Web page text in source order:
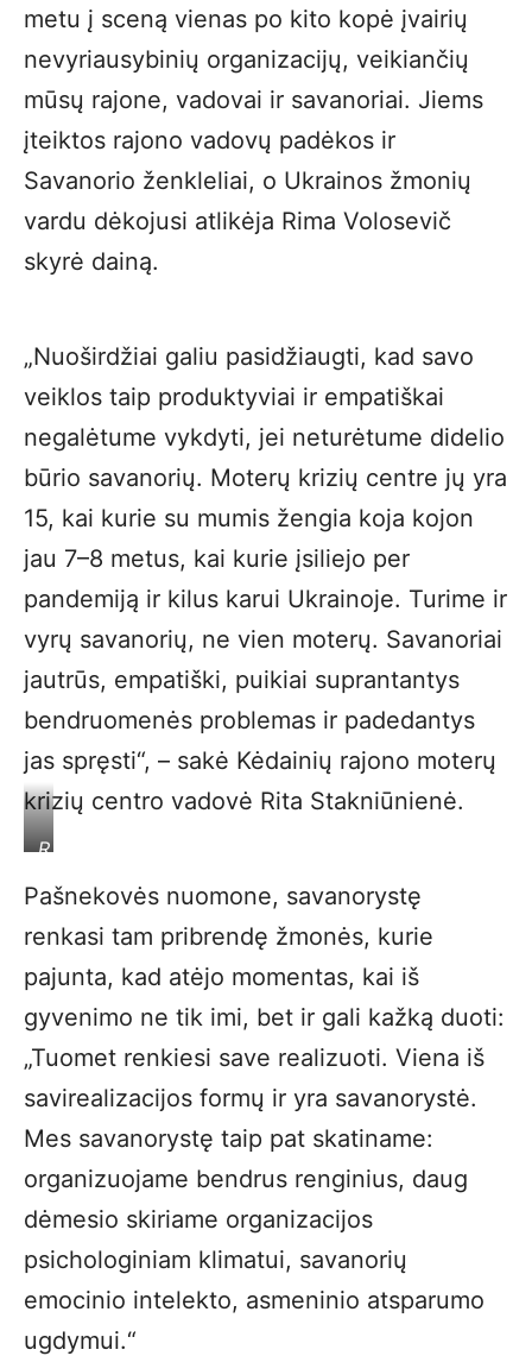
metu į sceną vienas po kito kopė įvairių
nevyriausybinių organizacijų, veikiančių
mūsų rajone, vadovai ir savanoriai. Jiems
įteiktos rajono vadovų padėkos ir
Savanorio ženkleliai, o Ukrainos žmonių
vardu dėkojusi atlikėja Rima Volosevič
skyrė dainą.
„Nuoširdžiai galiu pasidžiaugti, kad savo
veiklos taip produktyviai ir empatiškai
negalėtume vykdyti, jei neturėtume didelio
būrio savanorių. Moterų krizių centre jų yra
15, kai kurie su mumis žengia koja kojon
jau 7–8 metus, kai kurie įsiliejo per
pandemiją ir kilus karui Ukrainoje. Turime ir
vyrų savanorių, ne vien moterų. Savanoriai
jautrūs, empatiški, puikiai suprantantys
bendruomenės problemas ir padedantys
jas spręsti“, – sakė Kėdainių rajono moterų
krizių centro vadovė Rita Stakniūnienė.
R.
Pašnekovės nuomone, savanorystę
renkasi tam pribrendę žmonės, kurie
pajunta, kad atėjo momentas, kai iš
gyvenimo ne tik imi, bet ir gali kažką duoti:
„Tuomet renkiesi save realizuoti. Viena iš
savirealizacijos formų ir yra savanorystė.
Mes savanorystę taip pat skatiname:
organizuojame bendrus renginius, daug
dėmesio skiriame organizacijos
psichologiniam klimatui, savanorių
emocinio intelekto, asmeninio atsparumo
ugdymui.“